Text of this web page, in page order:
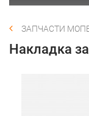
ЗАПЧАСТИ
Накладка